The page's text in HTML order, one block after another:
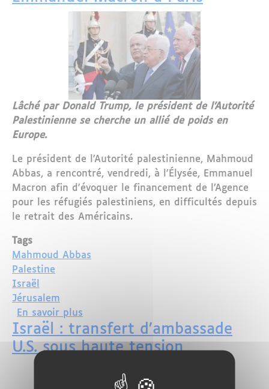
Lâché par Donald Trump, le président de l’Autorité
Palestinienne se cherche un allié de poids en
Europe.
Le président de l'Autorité palestinienne, Mahmoud
Abbas, a rencontré, vendredi, à l'Élysée, Emmanuel
Macron afin d'évoquer le financement de l’Agence
pour les réfugiés palestiniens, en difficultés depuis
le retrait des Américains.
Tags
Mahmoud Abbas
Palestine
Israël
Jérusalem
En savoir plus
Israël : transfert d’ambassade
U.S. sous haute tension